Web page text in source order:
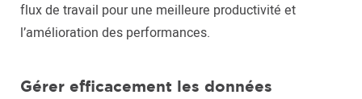
flux de travail pour une meilleure productivité et
l’amélioration des performances.
Gérer efficacement les données